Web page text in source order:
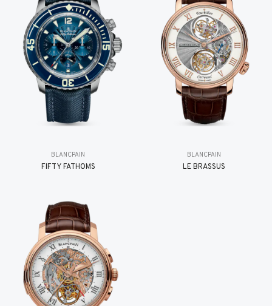
BLANCPAIN
FIFTY FATHOMS
BLANCPAIN
LE BRASSUS